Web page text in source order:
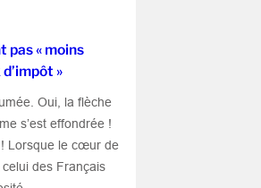
pas « moins
»
Oui, la flèche
s’est effondrée !
Lorsque le cœur de
des Français